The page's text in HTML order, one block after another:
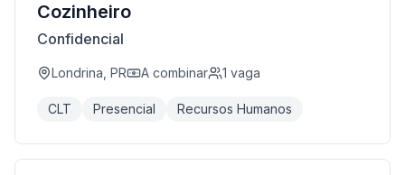
Cozinheiro
Confidencial
Londrina, PR A combinar 1 vaga
CLT Presencial Recursos Humanos